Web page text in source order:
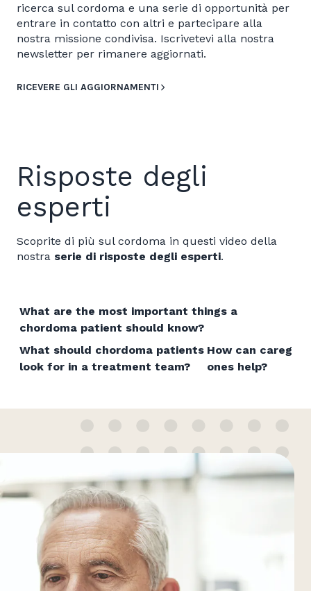
ricerca sul cordoma e una serie di opportunità per
entrare in contatto con altri e partecipare alla
nostra missione condivisa. Iscrivetevi alla nostra
newsletter per rimanere aggiornati.
RICEVERE GLI AGGIORNAMENTI
Risposte degli
esperti
Scoprite di più sul cordoma in questi video della
nostra serie di risposte degli esperti.
What are the most important things a
chordoma patient should know?
What should chordoma patients
look for in a treatment team?
How can
ones help?